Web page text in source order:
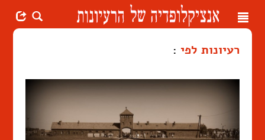
Toggle
רעיונות לפי :